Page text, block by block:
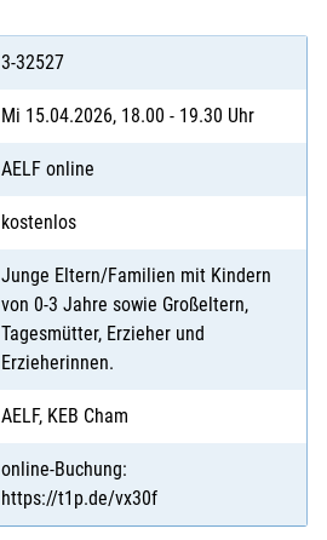
3-32527
Mi 15.04.2026, 18.00 - 19.30 Uhr
AELF online
kostenlos
Junge Eltern/Familien mit Kindern
von 0-3 Jahre sowie Großeltern,
Tagesmütter, Erzieher und
Erzieherinnen.
AELF, KEB Cham
online-Buchung:
https://t1p.de/vx30f